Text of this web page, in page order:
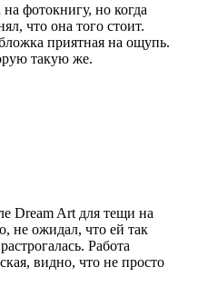
фотокнигу, но когда
что она того стоит.
приятная на ощупь.
такую же.
Dream Art для тещи на
не ожидал, что ей так
Работа
видно, что не просто